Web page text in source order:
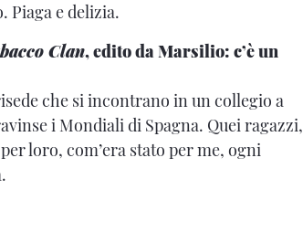
Piaga e delizia.
Clan, edito da Marsilio: c’è un
che si incontrano in un collegio a
i Mondiali di Spagna. Quei ragazzi,
loro, com’era stato per me, ogni